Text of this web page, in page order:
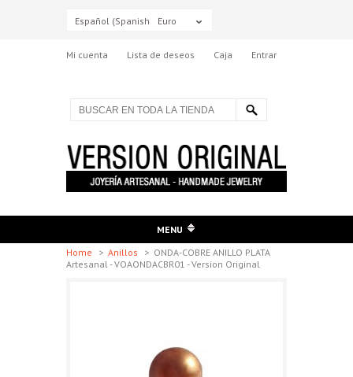
Español (Spanish) Euro
Mi cuenta Lista de deseos Caja Entrar
MENU
Home
> Anillos > ONDA-COBRE ANILLO PLATA
Artesanal - VOAONDACBR01 - Version Original